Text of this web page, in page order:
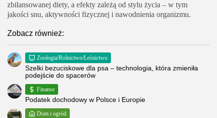
zbilansowanej diety, a efekty zależą od stylu życia – w tym
jakości snu, aktywności fizycznej i nawodnienia organizmu.
Zobacz również:
Zoologia/Rolnictwo/Leśnictwo
Szelki bezuciskowe dla psa – technologia, która zmieniła
podejście do spacerów
Finanse
Podatek dochodowy w Polsce i Europie
Dom i ogród